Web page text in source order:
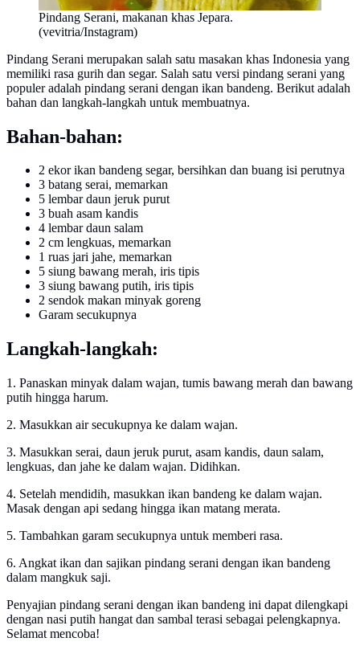
Pindang Serani, makanan khas Jepara.
(vevitria/Instagram)
Pindang Serani merupakan salah satu masakan khas Indonesia yang
memiliki rasa gurih dan segar. Salah satu versi pindang serani yang
populer adalah pindang serani dengan ikan bandeng. Berikut adalah
bahan dan langkah-langkah untuk membuatnya.
Bahan-bahan:
2 ekor ikan bandeng segar, bersihkan dan buang isi perutnya
3 batang serai, memarkan
5 lembar daun jeruk purut
3 buah asam kandis
4 lembar daun salam
2 cm lengkuas, memarkan
1 ruas jari jahe, memarkan
5 siung bawang merah, iris tipis
3 siung bawang putih, iris tipis
2 sendok makan minyak goreng
Garam secukupnya
Langkah-langkah:
1. Panaskan minyak dalam wajan, tumis bawang merah dan bawang
putih hingga harum.
2. Masukkan air secukupnya ke dalam wajan.
3. Masukkan serai, daun jeruk purut, asam kandis, daun salam,
lengkuas, dan jahe ke dalam wajan. Didihkan.
4. Setelah mendidih, masukkan ikan bandeng ke dalam wajan.
Masak dengan api sedang hingga ikan matang merata.
5. Tambahkan garam secukupnya untuk memberi rasa.
6. Angkat ikan dan sajikan pindang serani dengan ikan bandeng
dalam mangkuk saji.
Penyajian pindang serani dengan ikan bandeng ini dapat dilengkapi
dengan nasi putih hangat dan sambal terasi sebagai pelengkapnya.
Selamat mencoba!